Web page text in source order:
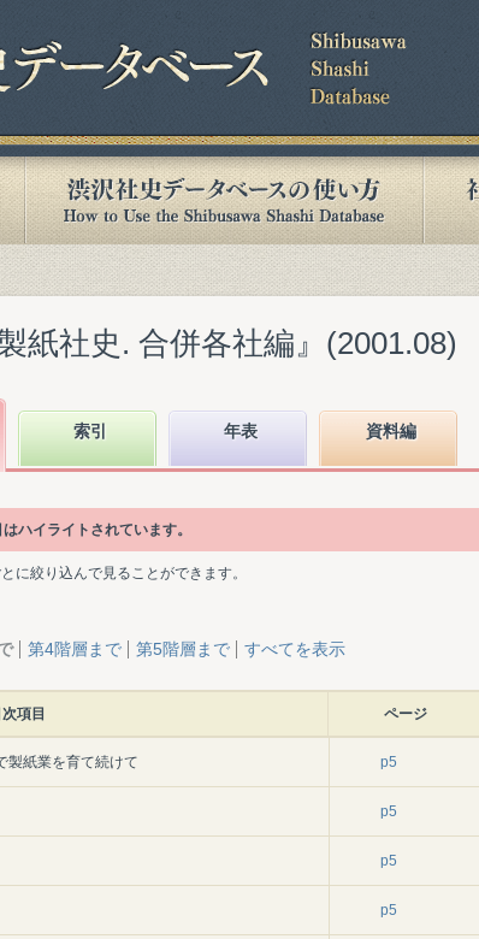
紙社史. 合併各社編』(2001.08)
索引 年表 資料編
ハイライトされています。
に絞り込んで見ることができます。
第4階層まで 第5階層まで すべてを表示
次項目 ページ
紙業を育て続けて p5
p5
p5
p5